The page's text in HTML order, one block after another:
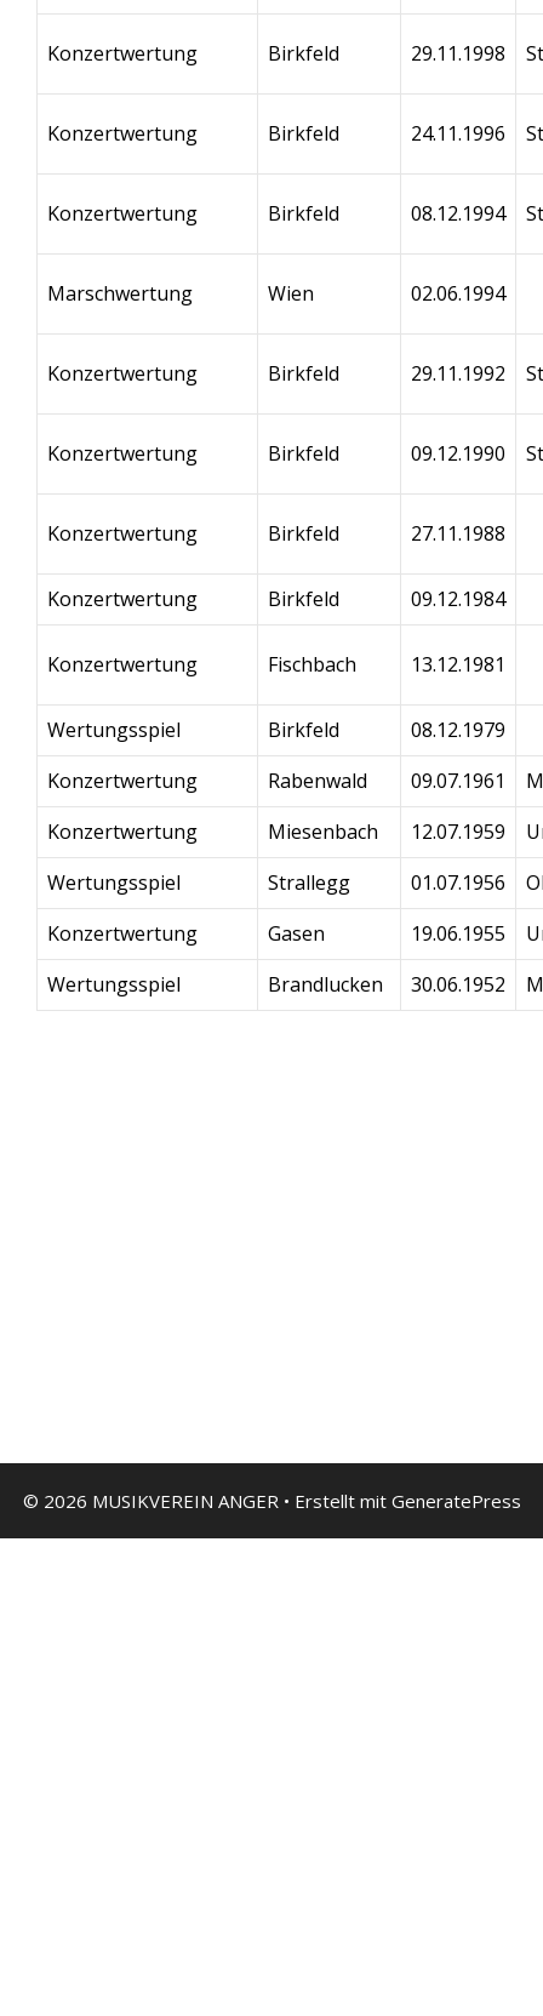
Konzertwertung Birkfeld 29.11.1998
Konzertwertung Birkfeld 24.11.1996
Konzertwertung Birkfeld 08.12.1994
Marschwertung Wien 02.06.1994
Konzertwertung Birkfeld 29.11.1992
Konzertwertung Birkfeld 09.12.1990
Konzertwertung Birkfeld 27.11.1988
Konzertwertung Birkfeld 09.12.1984
Konzertwertung Fischbach 13.12.1981
Wertungsspiel Birkfeld
08.12.1979
Konzertwertung
Rabenwald 09.07.1961
Konzertwertung
Miesenbach 12.07.1959
Wertungsspiel
Strallegg 01.07.1956
Konzertwertung
Gasen 19.06.1955
Wertungsspiel
Brandlucken 30.06.1952
© 2026 MUSIKVEREIN ANGER• Erstellt mit GeneratePress